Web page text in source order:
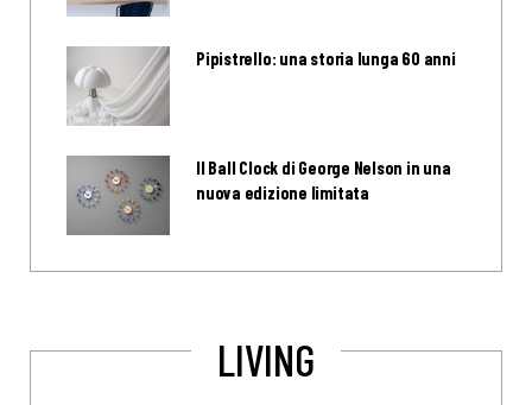
Pipistrello: una storia lunga 60 anni
Il Ball Clock di George Nelson in una
nuova edizione limitata
LIVING